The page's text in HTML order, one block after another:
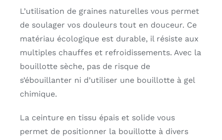
L’utilisation de graines naturelles vous permet
de soulager vos douleurs tout en douceur. Ce
matériau écologique est durable, il résiste aux
multiples chauffes et refroidissements. Avec la
bouillotte sèche, pas de risque de
s’ébouillanter ni d’utiliser une bouillotte à gel
chimique.
La ceinture en tissu épais et solide vous
permet de positionner la bouillotte à divers